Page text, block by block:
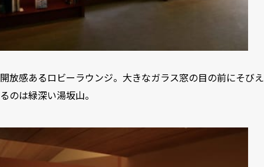
開放感あるロビーラウンジ。大きなガラス窓の目の前にそびえ
るのは緑深い湯坂山。